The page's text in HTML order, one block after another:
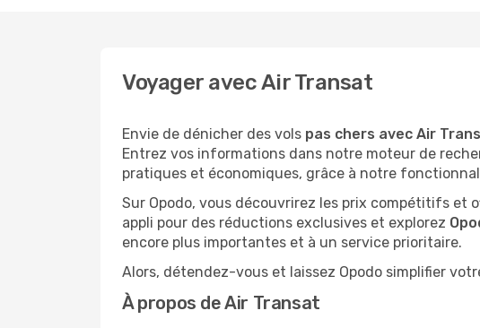
Voyager avec Air Transat
Envie de dénicher des vols pas chers avec Air
Entrez vos informations dans notre moteur de
pratiques et économiques, grâce à notre
Sur Opodo, vous découvrirez les prix compétitifs et
appli pour des réductions exclusives et explorez
encore plus importantes et à un service prioritaire.
Alors, détendez-vous et laissez Opodo simplifier
À propos de Air Transat